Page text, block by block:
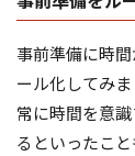
事前準備に時
ール化してみ
常に時間を意
るといったこと